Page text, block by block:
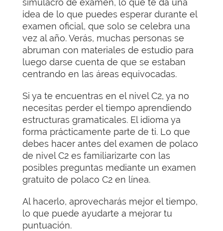
simulacro de examen, lo que te da una
idea de lo que puedes esperar durante el
examen oficial, que solo se celebra una
vez al año. Verás, muchas personas se
abruman con materiales de estudio para
luego darse cuenta de que se estaban
centrando en las áreas equivocadas.
Si ya te encuentras en el nivel C2, ya no
necesitas perder el tiempo aprendiendo
estructuras gramaticales. El idioma ya
forma prácticamente parte de ti. Lo que
debes hacer antes del examen de polaco
de nivel C2 es familiarizarte con las
posibles preguntas mediante un examen
gratuito de polaco C2 en línea.
Al hacerlo, aprovecharás mejor el tiempo,
lo que puede ayudarte a mejorar tu
puntuación.